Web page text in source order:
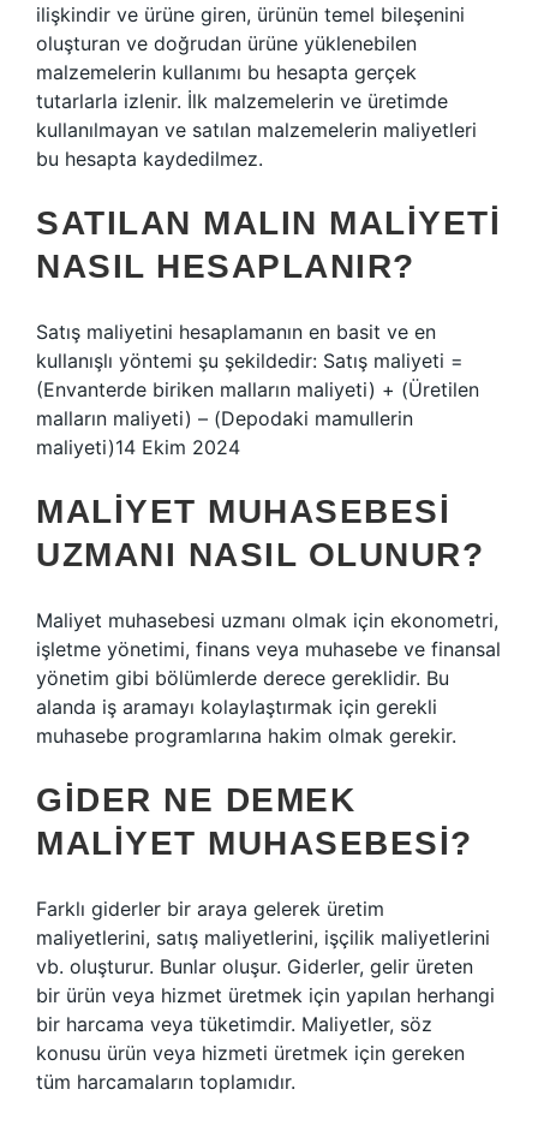
ilişkindir ve ürüne giren, ürünün temel bileşenini
oluşturan ve doğrudan ürüne yüklenebilen
malzemelerin kullanımı bu hesapta gerçek
tutarlarla izlenir. İlk malzemelerin ve üretimde
kullanılmayan ve satılan malzemelerin maliyetleri
bu hesapta kaydedilmez.
SATILAN MALIN MALIYETI
NASIL HESAPLANIR?
Satış maliyetini hesaplamanın en basit ve en
kullanışlı yöntemi şu şekildedir: Satış maliyeti =
(Envanterde biriken malların maliyeti) + (Üretilen
malların maliyeti) – (Depodaki mamullerin
maliyeti)14 Ekim 2024
MALIYET MUHASEBESI
UZMANI NASIL OLUNUR?
Maliyet muhasebesi uzmanı olmak için ekonometri,
işletme yönetimi, finans veya muhasebe ve finansal
yönetim gibi bölümlerde derece gereklidir. Bu
alanda iş aramayı kolaylaştırmak için gerekli
muhasebe programlarına hakim olmak gerekir.
GIDER NE DEMEK
MALIYET MUHASEBESI?
Farklı giderler bir araya gelerek üretim
maliyetlerini, satış maliyetlerini, işçilik maliyetlerini
vb. oluşturur. Bunlar oluşur. Giderler, gelir üreten
bir ürün veya hizmet üretmek için yapılan herhangi
bir harcama veya tüketimdir. Maliyetler, söz
konusu ürün veya hizmeti üretmek için gereken
tüm harcamaların toplamıdır.